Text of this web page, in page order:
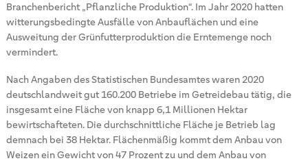
Branchenbericht „Pflanzliche Produktion“. Im Jahr 2020 hatten
witterungsbedingte Ausfälle von Anbauflächen und eine
Ausweitung der Grünfutterproduktion die Erntemenge noch
vermindert.
Nach Angaben des Statistischen Bundesamtes waren 2020
deutschlandweit gut 160.200 Betriebe im Getreidebau tätig, die
insgesamt eine Fläche von knapp 6,1 Millionen Hektar
bewirtschafteten. Die durchschnittliche Fläche je Betrieb lag
demnach bei 38 Hektar. Flächenmäßig kommt dem Anbau von
Weizen ein Gewicht von 47 Prozent zu und dem Anbau von